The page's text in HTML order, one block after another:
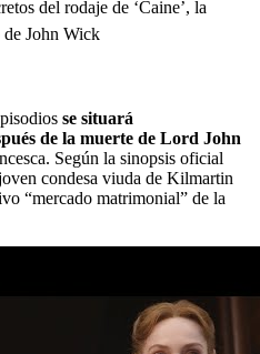
del rodaje de ‘Caine’, la
de John Wick
se situará
de la muerte de Lord John
Según la sinopsis oficial
condesa viuda de Kilmartin
“mercado matrimonial” de la